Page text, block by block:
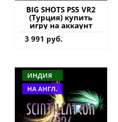
BIG SHOTS PS5 VR2
(Турция) купить
игру на аккаунт
3 991 руб.
ИНДИЯ
НА АНГЛ.